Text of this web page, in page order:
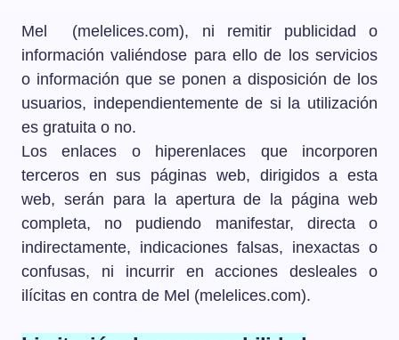
Mel (melelices.com), ni remitir publicidad o
información valiéndose para ello de los servicios
o información que se ponen a disposición de los
usuarios, independientemente de si la utilización
es gratuita o no.
Los enlaces o hiperenlaces que incorporen
terceros en sus páginas web, dirigidos a esta
web, serán para la apertura de la página web
completa, no pudiendo manifestar, directa o
indirectamente, indicaciones falsas, inexactas o
confusas, ni incurrir en acciones desleales o
ilícitas en contra de Mel (melelices.com).